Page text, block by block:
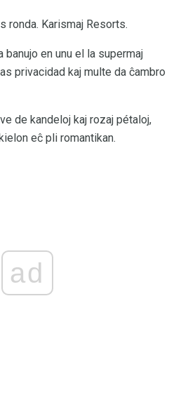
ronda. Karismaj Resorts.
banujo en unu el la supermaj
privacidad kaj multe da ĉambro
de kandeloj kaj rozaj pétaloj,
eĉ pli romantikan.
ad